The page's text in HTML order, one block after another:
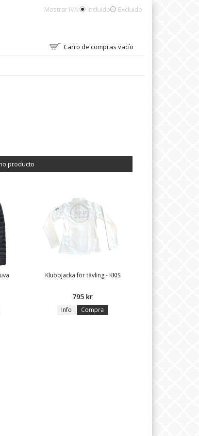
Mostrar IVA: Incluido Excluido
Carro de compras vacío
producto
Klubbjacka för tävling - KKIS
795 kr
Info Compra